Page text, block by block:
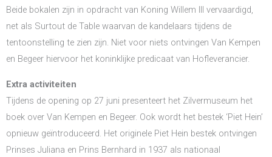
Beide bokalen zijn in opdracht van Koning Willem III vervaardigd,
net als Surtout de Table waarvan de kandelaars tijdens de
tentoonstelling te zien zijn. Niet voor niets ontvingen Van Kempen
en Begeer hiervoor het koninklijke predicaat van Hofleverancier.
Extra activiteiten
Tijdens de opening op 27 juni presenteert het Zilvermuseum het
boek over Van Kempen en Begeer. Ook wordt het bestek ‘Piet Hein’
opnieuw geïntroduceerd. Het originele Piet Hein bestek ontvingen
Prinses Juliana en Prins Bernhard in 1937 als nationaal